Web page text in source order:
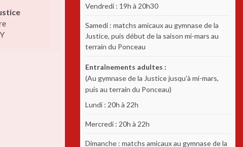
Vendredi : 19h à 20h30
Samedi : matchs amicaux au gymnase de la
Justice, puis début de la saison mi-mars au
terrain du Ponceau
Entraînements adultes :
(Au gymnase de la Justice jusqu'à mi-mars,
puis au terrain du Ponceau)
Lundi : 20h à 22h
Mercredi : 20h à 22h
Dimanche : matchs amicaux au gymnase de la